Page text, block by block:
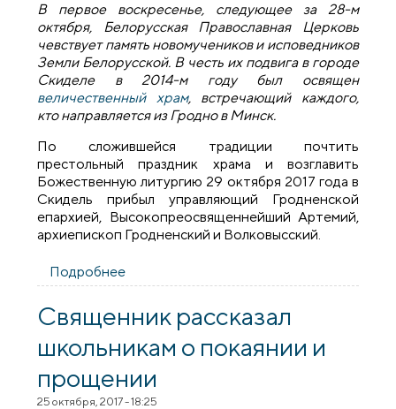
В первое воскресенье, следующее за 28-м
октября, Белорусская Православная Церковь
чевствует память новомучеников и исповедников
Земли Белорусской. В честь их подвига в городе
Скиделе в 2014-м году был освящен
величественный храм, встречающий каждого,
кто направляется из Гродно в Минск.
По сложившейся традиции почтить
престольный праздник храма и возглавить
Божественную литургию 29 октября 2017 года в
Скидель прибыл управляющий Гродненской
епархией, Высокопреосвященнейший Артемий,
архиепископ Гродненский и Волковысский.
Подробнее
исповедников Земли Белорусской
литургию в храме города Скидель
Священник рассказал
школьникам о покаянии и
прощении
25 октября, 2017 - 18:25